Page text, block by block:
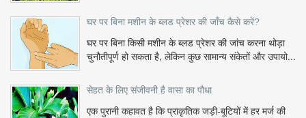
घर पर बिना मशीन के ब्लड प्रेशर की जाँच कैसे करें?
घर पर बिना किसी मशीन के ब्लड प्रेशर की जांच करना थोड़ा
चुनौतीपूर्ण हो सकता है, लेकिन कुछ सामान्य संकेतों और उपायो...
सेहत के लिए संजीवनी है वासा का पौधा
एक पुरानी कहावत है कि प्राकृतिक जड़ी-बूटियों में हर मर्ज की